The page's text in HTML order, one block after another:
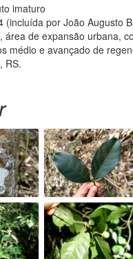
imaturo
(incluída por João Augusto
área de expansão urbana,
médio e avançado de
RS.